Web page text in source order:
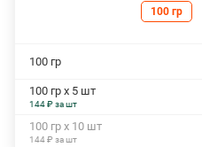
100 гр
100 гр
100 гр х 5 шт
144 ₽ за шт
100 гр х 10 шт
144 ₽ за шт